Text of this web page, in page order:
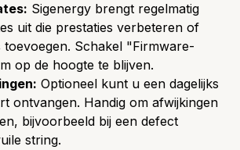
Sigenergy brengt regelmatig
uit die prestaties verbeteren of
toevoegen. Schakel "Firmware-
op de hoogte te blijven.
Optioneel kunt u een dagelijks
ontvangen. Handig om afwijkingen
bijvoorbeeld bij een defect
string.